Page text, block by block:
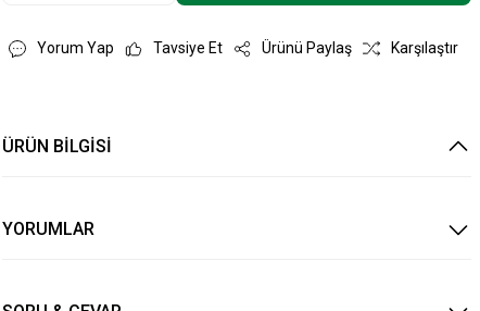
Yorum Yap Tavsiye Et Ürünü Paylaş Karşılaştır
ÜRÜN BİLGİSİ
YORUMLAR